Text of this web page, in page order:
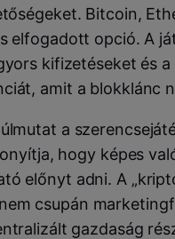
Bitcoin,
elfogadott opció. A
kifizetéseket és a
amit a blokklánc
a
hogy képes
előnyt adni. A
csupán
gazdaság